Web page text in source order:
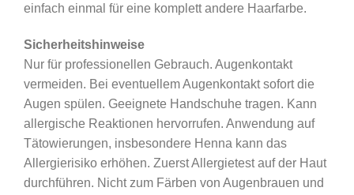
einfach einmal für eine komplett andere Haarfarbe.
Sicherheitshinweise
Nur für professionellen Gebrauch. Augenkontakt
vermeiden. Bei eventuellem Augenkontakt sofort die
Augen spülen. Geeignete Handschuhe tragen. Kann
allergische Reaktionen hervorrufen. Anwendung auf
Tätowierungen, insbesondere Henna kann das
Allergierisiko erhöhen. Zuerst Allergietest auf der Haut
durchführen. Nicht zum Färben von Augenbrauen und